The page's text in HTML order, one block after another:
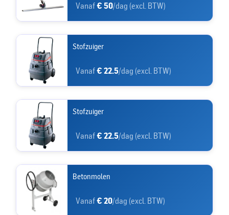
Vanaf€ 50/dag (excl. BTW)
Stofzuiger
Vanaf€ 22.5/dag (excl. BTW)
Stofzuiger
Vanaf€ 22.5/dag (excl. BTW)
Betonmolen
Vanaf€ 20/dag (excl. BTW)